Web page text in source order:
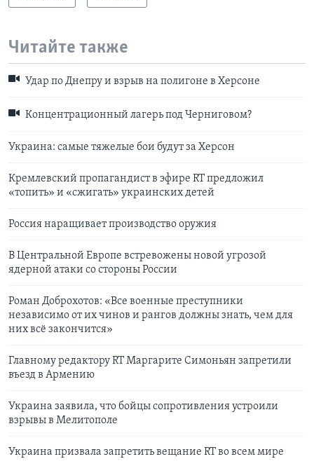
Читайте также
Удар по Днепру и взрыв на полигоне в Херсоне
Концентрационный лагерь под Черниговом?
Украина: самые тяжелые бои будут за Херсон
Кремлевский пропагандист в эфире RT предложил
«топить» и «сжигать» украинских детей
Россия наращивает производство оружия
В Центральной Европе встревожены новой угрозой
ядерной атаки со стороны России
Роман Доброхотов: «Все военные преступники
независимо от их чинов и рангов должны знать, чем для
них всё закончится»
Главному редактору RT Маргарите Симоньян запретили
въезд в Армению
Украина заявила, что бойцы сопротивления устроили
взрывы в Мелитополе
Украина призвала запретить вещание RT во всем мире